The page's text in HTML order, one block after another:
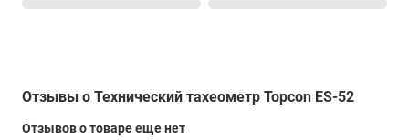
Отзывы о Технический тахеометр Topcon ES-52
Отзывов о товаре еще нет